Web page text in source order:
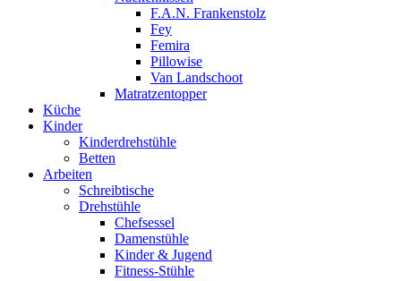
F.A.N. Frankenstolz
Fey
Femira
Pillowise
Van Landschoot
Matratzentopper
Küche
Kinder
Kinderdrehstühle
Betten
Arbeiten
Schreibtische
Drehstühle
Chefsessel
Damenstühle
Kinder & Jugend
Fitness-Stühle